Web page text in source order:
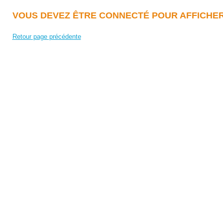
VOUS DEVEZ ÊTRE CONNECTÉ POUR
Retour page précédente